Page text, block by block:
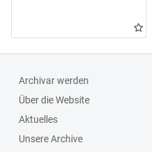
Archivar werden
Über die Website
Aktuelles
Unsere Archive